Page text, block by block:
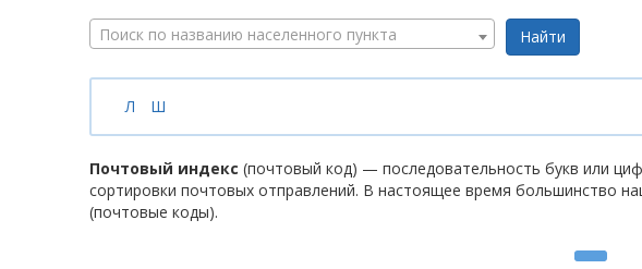
Поиск по названию населенного пункта
Л Ш
Почтовый индекс (почтовый код) — последовательность букв или
сортировки почтовых отправлений. В настоящее время большинство
(почтовые коды).